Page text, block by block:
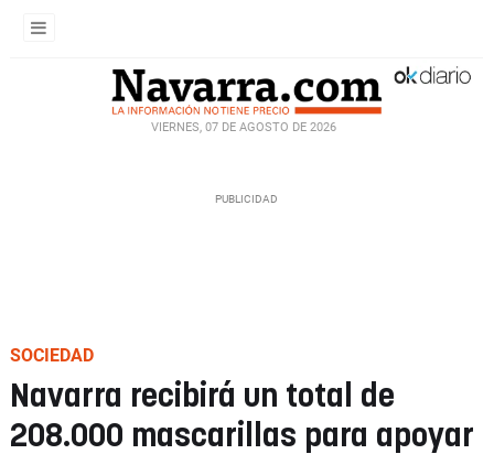
VIERNES, 07 DE AGOSTO DE 2026
SOCIEDAD
Navarra recibirá un total de
208.000 mascarillas para apoyar